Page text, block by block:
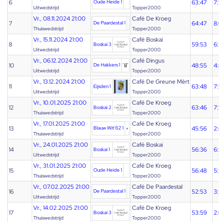
6
Uitwedstrijd
Oude Heide 1
Topper2000
63:47
7
Vr., 08.11.2024 21:00
Thuiswedstrijd
De Paardestal 1
Café De Kroeg
Topper2000
64:47
8
Vr., 15.11.2024 21:00
Uitwedstrijd
Boskai 3
Café Boskai
Topper2000
59:53
10
Vr., 06.12.2024 21:00
Uitwedstrijd
De Hakkers 1
Café Dingus
Topper2000
48:55
11
Vr., 13.12.2024 21:00
Uitwedstrijd
Eijsden 1
Café De Greune Mèrt
Topper2000
63:48
12
Vr., 10.01.2025 21:00
Thuiswedstrijd
Boskai 2
Café De Kroeg
Topper2000
63:46
13
Vr., 17.01.2025 21:00
Thuiswedstrijd
Blauw Wit'62 1
Café De Kroeg
Topper2000
45:56
14
Vr., 24.01.2025 21:00
Uitwedstrijd
Boskai 1
Café Boskai
Topper2000
56:36
15
Vr., 31.01.2025 21:00
Thuiswedstrijd
Oude Heide 1
Café De Kroeg
Topper2000
56:48
16
Vr., 07.02.2025 21:00
Uitwedstrijd
De Paardestal 1
Café De Paardestal
Topper2000
52:53
17
Vr., 14.02.2025 21:00
Thuiswedstrijd
Boskai 3
Café De Kroeg
Topper2000
53:59